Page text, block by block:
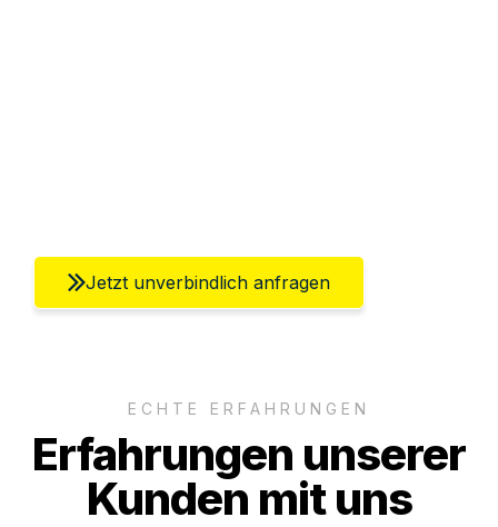
Jetzt unverbindlich anfragen
ECHTE ERFAHRUNGEN
Erfahrungen unserer
Kunden mit uns